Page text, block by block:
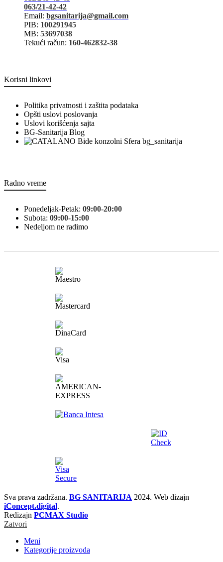
063/21-42-42
Email: bgsanitarija@gmail.com
PIB: 100291945
MB: 53697038
Tekući račun: 160-462832-38
Korisni linkovi
Politika privatnosti i zaštita podataka
Opšti uslovi poslovanja
Uslovi korišćenja sajta
BG-Sanitarija Blog
bg_sanitarija
Radno vreme
Ponedeljak-Petak: 09:00-20:00
Subota: 09:00-15:00
Nedeljom ne radimo
Sva prava zadržana. BG SANITARIJA 2024. Web dizajn
iConcept.digital.
Redizajn PCMAX Studio
Zatvori
Meni
Kategorije proizvoda